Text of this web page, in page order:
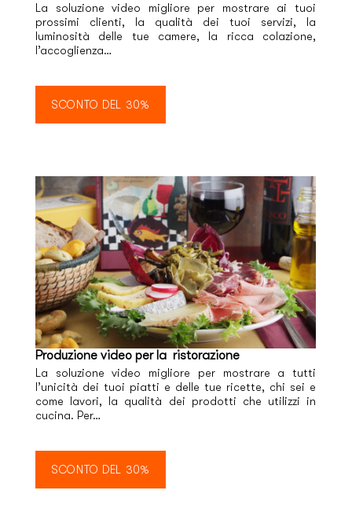
La soluzione video migliore per mostrare ai tuoi
prossimi clienti, la qualità dei tuoi servizi, la
luminosità delle tue camere, la ricca colazione,
l’accoglienza…
SCONTO DEL 30%
Produzione video per la ristorazione
La soluzione video migliore per mostrare a tutti
l’unicità dei tuoi piatti e delle tue ricette, chi sei e
come lavori, la qualità dei prodotti che utilizzi in
cucina. Per…
SCONTO DEL 30%